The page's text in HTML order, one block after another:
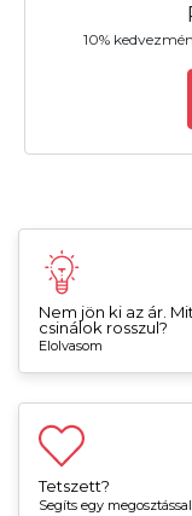
10%
Nem jön ki az ár. Mit
csinálok rosszul?
Elolvasom
Tetszett?
Segíts egy